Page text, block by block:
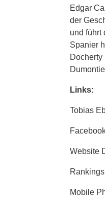
Edgar
der
und führt
Spanier
Links:
Tobias
Website
Mobile